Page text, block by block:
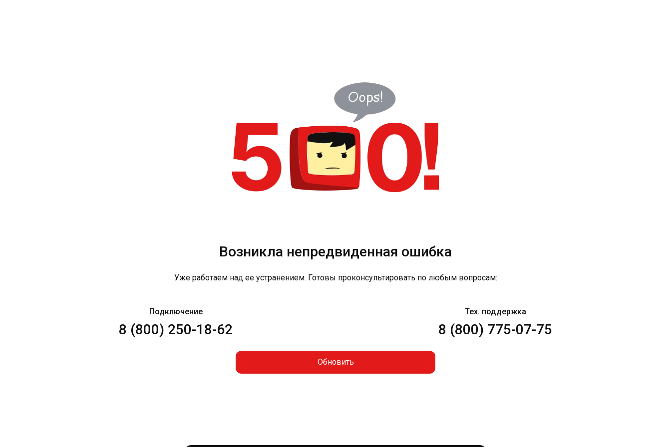
Возникла непредвиденная ошибка
Уже работаем над ее устранением. Готовы проконсультировать по любым вопросам:
Подключение
8 (800) 250-18-62
Тех. поддержка
8 (800) 775-07-75
Обновить